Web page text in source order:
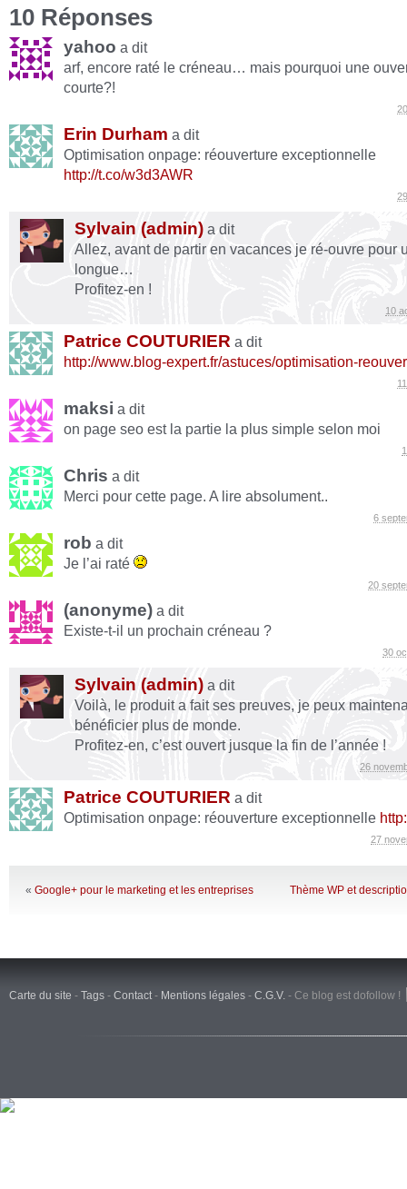
10 Réponses
yahoo a dit
arf, encore raté le créneau… mais pourquoi une
courte?!
Erin Durham a dit
Optimisation onpage: réouverture exceptionnelle
http://t.co/w3d3AWR
Sylvain (admin) a dit
Allez, avant de partir en vacances je ré-ouvre pour
longue…
Profitez-en !
10
Patrice COUTURIER a dit
http://www.blog-expert.fr/astuces/optimisation-
maksi a dit
on page seo est la partie la plus simple selon moi
Chris a dit
Merci pour cette page. A lire absolument..
6
rob a dit
Je l’ai raté
20
(anonyme) a dit
Existe-t-il un prochain créneau ?
30
Sylvain (admin) a dit
Voilà, le produit a fait ses preuves, je peux
bénéficier plus de monde.
Profitez-en, c’est ouvert jusque la fin de l’année !
26
Patrice COUTURIER a dit
Optimisation onpage: réouverture exceptionnelle
27
« Google+ pour le marketing et les entreprises Thème WP et
Carte du site - Tags - Contact- Mentions légales - C.G.V. - Ce blog est dofollow !